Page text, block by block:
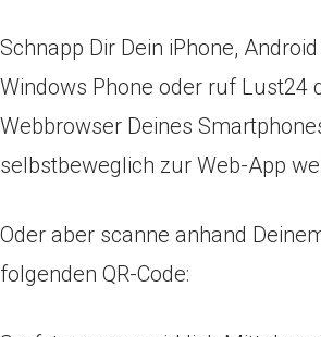
Schnapp Dir Dein iPhone,
Windows Phone oder ruf Lust24
Webbrowser Deines
selbstbeweglich zur Web-App
Oder aber scanne anhand
folgenden QR-Code: